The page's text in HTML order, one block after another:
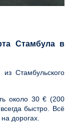
Стамбула в
из Стамбульского
около 30 € (200
быстро. Всё
дорогах.